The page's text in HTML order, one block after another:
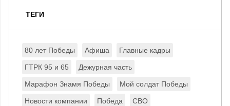
ТЕГИ
80 лет Победы Афиша Главные кадры
ГТРК 95 и 65 Дежурная часть
Марафон Знамя Победы Мой солдат Победы
Новости компании Победа СВО